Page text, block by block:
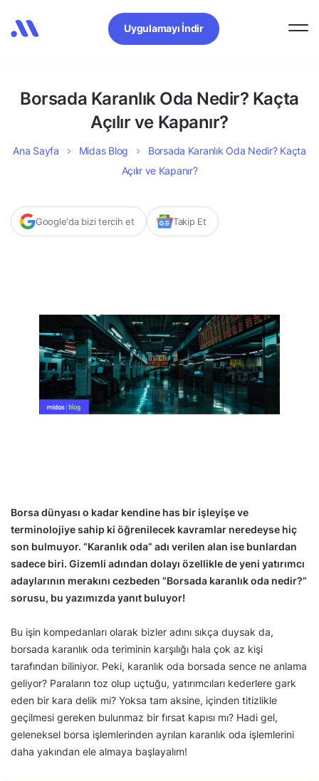
Uygulamayı İndir
Borsada Karanlık Oda Nedir? Kaçta
Açılır ve Kapanır?
Ana Sayfa Midas Blog
Borsada Karanlık Oda Nedir? Kaçta
Açılır ve Kapanır?
Google'da bizi tercih et Takip Et
Borsa dünyası o kadar kendine has bir işleyişe ve
terminolojiye sahip ki öğrenilecek kavramlar neredeyse hiç
son bulmuyor. “Karanlık oda” adı verilen alan ise bunlardan
sadece biri. Gizemli adından dolayı özellikle de yeni yatırımcı
adaylarının merakını cezbeden “Borsada karanlık oda nedir?”
sorusu, bu yazımızda yanıt buluyor!
Bu işin kompedanları olarak bizler adını sıkça duysak da,
borsada karanlık oda teriminin karşılığı hala çok az kişi
tarafından biliniyor. Peki, karanlık oda borsada sence ne anlama
geliyor? Paraların toz olup uçtuğu, yatırımcıları kederlere gark
eden bir kara delik mi? Yoksa tam aksine, içinden titizlikle
geçilmesi gereken bulunmaz bir fırsat kapısı mı? Hadi gel,
geleneksel borsa işlemlerinden ayrılan karanlık oda işlemlerini
daha yakından ele almaya başlayalım!